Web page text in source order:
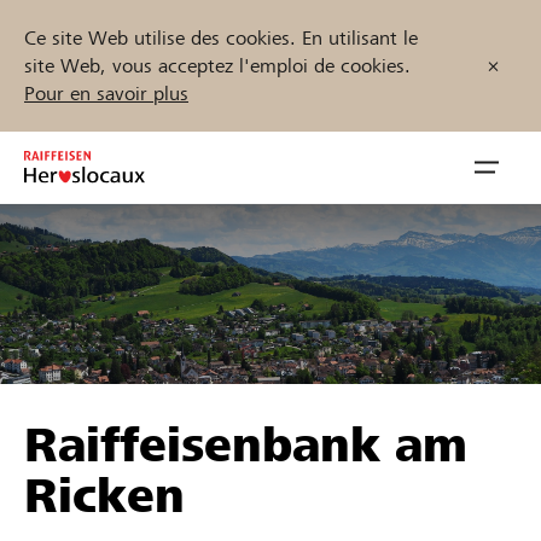
Ce site Web utilise des cookies. En utilisant le
site Web, vous acceptez l'emploi de cookies.
Pour en savoir plus
Inhalt
springen
öffnen
Parrainer
Soutien & assistance
Trouvez des projets et des organisations
Démarrez maintenant
Raiffeisenbank am
Ricken